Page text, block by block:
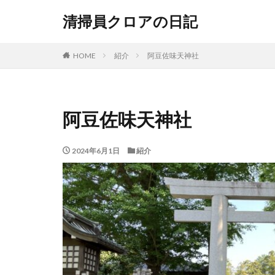
清掃員クロアの日記
HOME 紹介 阿豆佐味天神社
阿豆佐味天神社
2024年6月1日 紹介